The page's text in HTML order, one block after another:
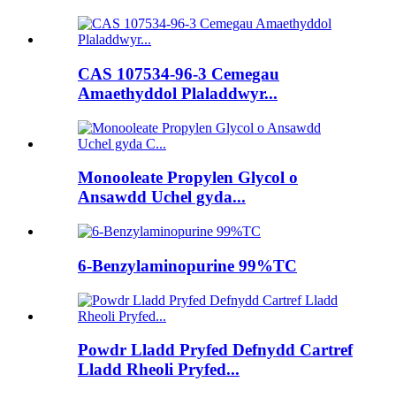
CAS 107534-96-3 Cemegau
Amaethyddol Plaladdwyr...
Monooleate Propylen Glycol o
Ansawdd Uchel gyda...
6-Benzylaminopurine 99%TC
Powdr Lladd Pryfed Defnydd Cartref
Lladd Rheoli Pryfed...